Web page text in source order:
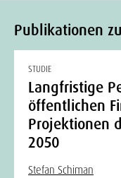
Publikationen
STUDIE
Langfristige
öffentlichen
Projektionen
2050
Stefan Schiman